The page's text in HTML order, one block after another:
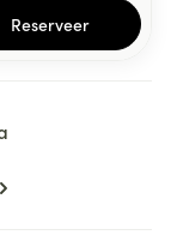
Reserveer